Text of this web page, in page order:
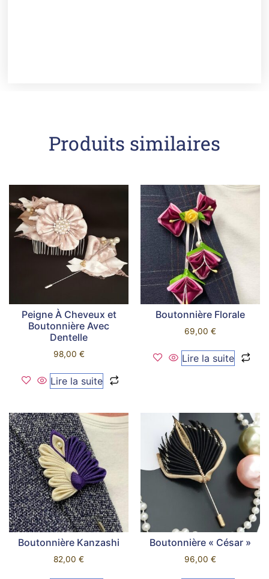
Produits similaires
Peigne À Cheveux et
Boutonnière Avec
Dentelle
98,00 €
Lire la suite
Boutonnière Florale
69,00 €
Lire la suite
Boutonnière Kanzashi
82,00 €
Boutonnière « César »
96,00 €